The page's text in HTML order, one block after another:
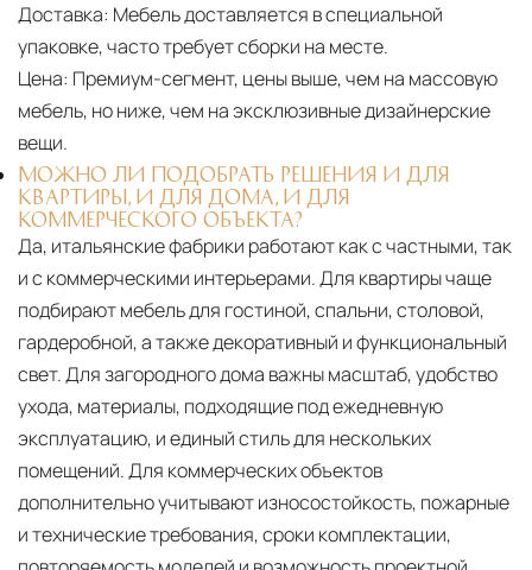
Доставка: Мебель доставляется в специальной
упаковке, часто требует сборки на месте.
Цена: Премиум-сегмент, цены выше, чем на массовую
мебель, но ниже, чем на эксклюзивные дизайнерские
вещи.
МОЖНО ЛИ ПОДОБРАТЬ РЕШЕНИЯ И ДЛЯ
КВАРТИРЫ, И ДЛЯ ДОМА, И ДЛЯ
КОММЕРЧЕСКОГО ОБЪЕКТА?
Да, итальянские фабрики работают как с частными, так
и с коммерческими интерьерами. Для квартиры чаще
подбирают мебель для гостиной, спальни, столовой,
гардеробной, а также декоративный и функциональный
свет. Для загородного дома важны масштаб, удобство
ухода, материалы, подходящие под ежедневную
эксплуатацию, и единый стиль для нескольких
помещений. Для коммерческих объектов
дополнительно учитывают износостойкость, пожарные
и технические требования, сроки комплектации,